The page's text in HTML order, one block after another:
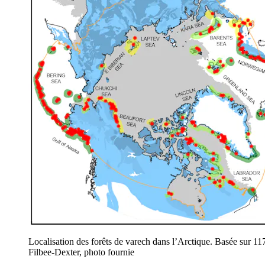
Localisation des forêts de varech dans l’Arctique. Basée sur
Filbee-Dexter, photo fournie